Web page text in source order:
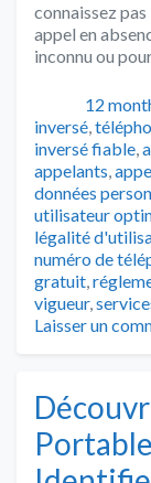
connaissez
appel en
inconnu ou
Publié
12
inversé,
inversé fiable,
appelants,
données
utilisateur
légalité
numéro de
gratuit,
vigueur,
Laisser un